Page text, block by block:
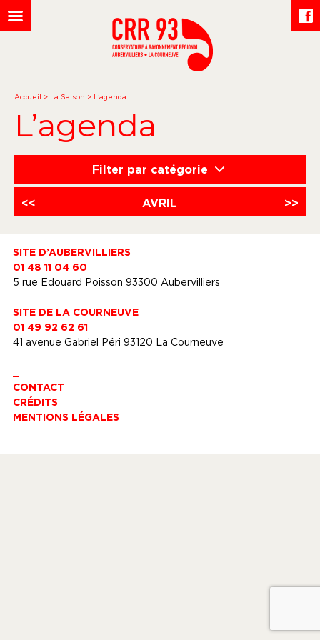
Accueil > La Saison > L’agenda
L’agenda
Filter par catégorie
<< AVRIL >>
SITE D’AUBERVILLIERS
01 48 11 04 60
5 rue Edouard Poisson 93300 Aubervilliers
SITE DE LA COURNEUVE
01 49 92 62 61
41 avenue Gabriel Péri 93120 La Courneuve
CONTACT
CRÉDITS
MENTIONS LÉGALES